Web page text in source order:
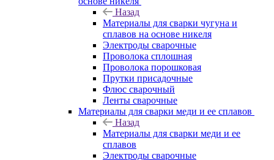
Назад
Материалы для сварки чугуна и
сплавов на основе никеля
Электроды сварочные
Проволока сплошная
Проволока порошковая
Прутки присадочные
Флюс сварочный
Ленты сварочные
Материалы для сварки меди и ее сплавов
Назад
Материалы для сварки меди и ее
сплавов
Электроды сварочные